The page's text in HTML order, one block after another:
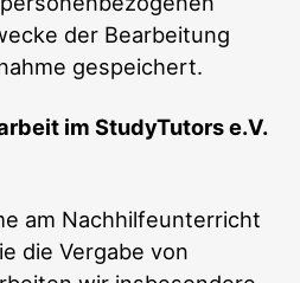
der Bearbeitung
gespeichert.
im StudyTutors e.V.
am Nachhilfeunterricht
die Vergabe von